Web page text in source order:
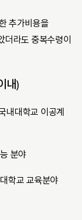
추가비용을
더라도 중복수령이
내)
내대학교 이공계
분야
학교 교육분야